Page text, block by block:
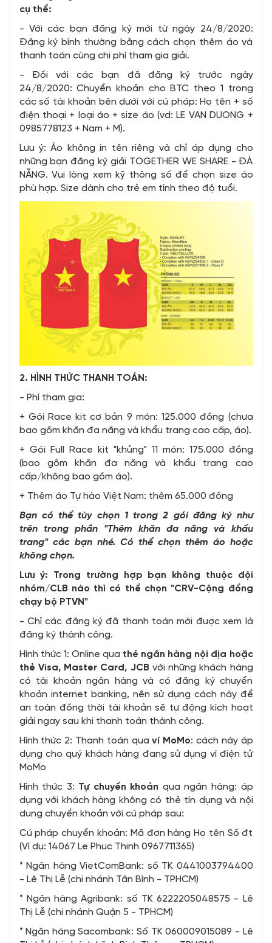
cụ thể:
- Với các bạn đăng ký mới từ ngày 24/8/2020:
Đăng ký bình thường bằng cách chọn thêm áo và
thanh toán cùng chi phí tham gia giải.
- Đối với các bạn đã đăng ký trước ngày
24/8/2020: Chuyển khoản cho BTC theo 1 trong
các số tài khoản bên dưới với cú pháp: Họ tên + số
điện thoại + loại áo + size áo (vd: LE VAN DUONG +
0985778123 + Nam + M).
Lưu ý: Áo không in tên riêng và chỉ áp dụng cho
những bạn đăng ký giải TOGETHER WE SHARE - ĐÀ
NẴNG. Vui lòng xem kỹ thông số để chọn size áo
phù hợp. Size dành cho trẻ em tính theo độ tuổi.
2. HÌNH THỨC THANH TOÁN:
- Phí tham gia:
+ Gói Race kit cơ bản 9 món: 125.000 đồng (chưa
bao gồm khăn đa năng và khẩu trang cao cấp, áo).
+ Gói Full Race kit "khủng" 11 món: 175.000 đồng
(bao gồm khăn đa năng và khẩu trang cao
cấp/không bao gồm áo).
+ Thêm áo Tự hào Việt Nam: thêm 65.000 đồng
Bạn có thể tùy chọn 1 trong 2 gói đăng ký như
trên trong phần "Thêm khăn đa năng và khẩu
trang" các bạn nhé. Có thể chọn thêm áo hoặc
không chọn.
Lưu ý: Trong trường hợp bạn không thuộc đội
nhóm/CLB nào thì có thể chọn "CRV-Cộng đồng
chạy bộ PTVN"
- Chỉ các đăng ký đã thanh toán mới được xem là
đăng ký thành công.
Hình thức 1: Online qua thẻ ngân hàng nội địa hoặc
thẻ Visa, Master Card, JCB với những khách hàng
có tài khoản ngân hàng và có đăng ký chuyển
khoản internet banking, nên sử dụng cách này để
an toàn đồng thời tài khoản sẽ tự động kích hoạt
giải ngay sau khi thanh toán thành công.
Hình thức 2: Thanh toán quaví MoMo: cách này áp
dụng cho quý khách hàng đang sử dụng ví điện tử
MoMo
Hình thức 3: Tự chuyển khoản qua ngân hàng: áp
dụng với khách hàng không có thẻ tín dụng và nội
dung chuyển khoản với cú pháp sau:
Cú pháp chuyển khoản: Mã đơn hàng Họ tên Số đt
(Ví dụ: 14067 Le Phuc Thinh 0967711365)
* Ngân hàng VietComBank: số TK 0441003794400
- Lê Thị Lễ (chi nhánh Tân Bình - TPHCM)
* Ngân hàng Agribank: số TK 6222205048575 - Lê
Thị Lễ (chi nhánh Quận 5 - TPHCM)
* Ngân hàng Sacombank: Số TK 060009015089 - Lê